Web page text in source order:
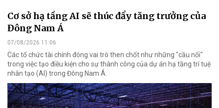
Cơ sở hạ tầng AI sẽ thúc đẩy tăng trưởng của
Đông Nam Á
07/08/2026 11:06
Các tổ chức tài chính đóng vai trò then chốt như những "cầu nối"
trong việc tạo điều kiện cho sự thành công của dự án hạ tầng trí tuệ
nhân tạo (AI) trong Đông Nam Á.